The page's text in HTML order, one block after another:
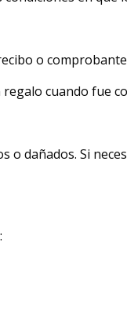
o
cuando fue
o dañados. Si